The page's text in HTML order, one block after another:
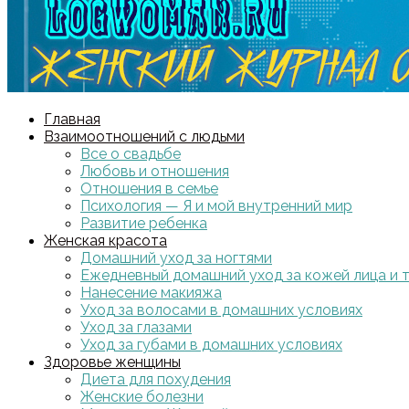
Главная
Взаимоотношений с людьми
Все о свадьбе
Любовь и отношения
Отношения в семье
Психология — Я и мой внутренний мир
Развитие ребенка
Женская красота
Домашний уход за ногтями
Ежедневный домашний уход за кожей лица и
Нанесение макияжа
Уход за волосами в домашних условиях
Уход за глазами
Уход за губами в домашних условиях
Здоровье женщины
Диета для похудения
Женские болезни